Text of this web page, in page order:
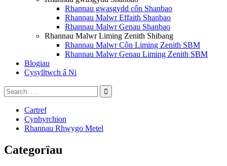
Rhannau gwasgydd côn Shanbao
Rhannau Malwr Effaith Shanbao
Rhannau Malwr Genau Shanbao
Rhannau Malwr Liming Zenith Shibang
Rhannau Malwr Côn Liming Zenith SBM
Rhannau Malwr Genau Liming Zenith SBM
Blogiau
Cysylltwch â Ni
Cartref
Cynhyrchion
Rhannau Rhwygo Metel
Categorïau